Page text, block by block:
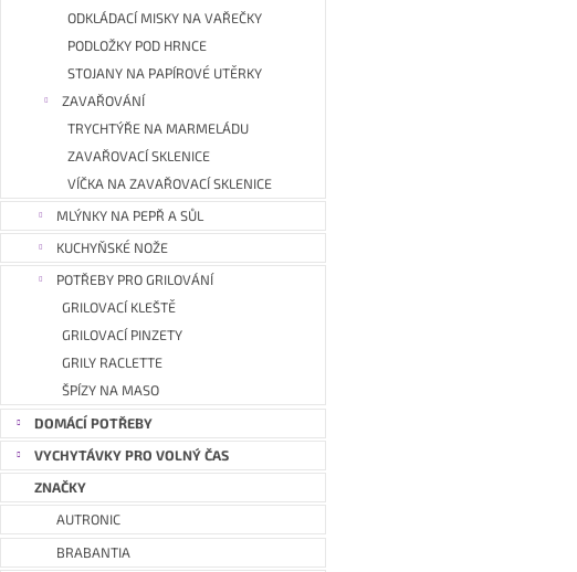
ODKLÁDACÍ MISKY NA VAŘEČKY
PODLOŽKY POD HRNCE
STOJANY NA PAPÍROVÉ UTĚRKY
ZAVAŘOVÁNÍ
TRYCHTÝŘE NA MARMELÁDU
ZAVAŘOVACÍ SKLENICE
VÍČKA NA ZAVAŘOVACÍ SKLENICE
MLÝNKY NA PEPŘ A SŮL
KUCHYŇSKÉ NOŽE
POTŘEBY PRO GRILOVÁNÍ
GRILOVACÍ KLEŠTĚ
GRILOVACÍ PINZETY
GRILY RACLETTE
ŠPÍZY NA MASO
DOMÁCÍ POTŘEBY
VYCHYTÁVKY PRO VOLNÝ ČAS
ZNAČKY
AUTRONIC
BRABANTIA